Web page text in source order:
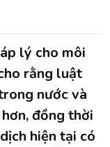
lý cho môi
rằng luật
nước và
đồng thời
hiện tại có